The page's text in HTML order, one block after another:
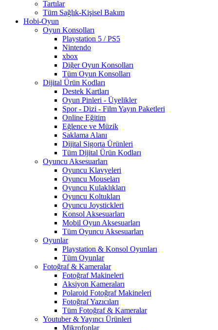
Tartılar
Tüm Sağlık-Kişisel Bakım
Hobi-Oyun
Oyun Konsolları
Playstation 5 / PS5
Nintendo
xbox
Diğer Oyun Konsolları
Tüm Oyun Konsolları
Dijital Ürün Kodları
Destek Kartları
Oyun Pinleri - Üyelikler
Spor - Dizi - Film Yayın Paketleri
Online Eğitim
Eğlence ve Müzik
Saklama Alanı
Dijital Sigorta Ürünleri
Tüm Dijital Ürün Kodları
Oyuncu Aksesuarları
Oyuncu Klavyeleri
Oyuncu Mouseları
Oyuncu Kulaklıkları
Oyuncu Koltukları
Oyuncu Joystickleri
Konsol Aksesuarları
Mobil Oyun Aksesuarları
Tüm Oyuncu Aksesuarları
Oyunlar
Playstation & Konsol Oyunları
Tüm Oyunlar
Fotoğraf & Kameralar
Fotoğraf Makineleri
Aksiyon Kameraları
Polaroid Fotoğraf Makineleri
Fotoğraf Yazıcıları
Tüm Fotoğraf & Kameralar
Youtuber & Yayıncı Ürünleri
Mikrofonlar